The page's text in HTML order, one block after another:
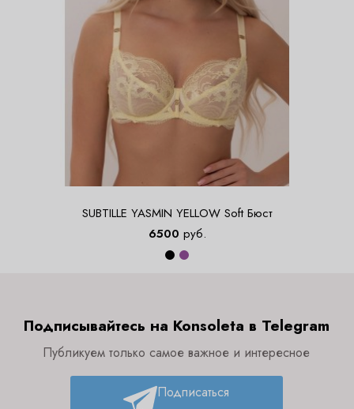
SUBTILLE YASMIN YELLOW Soft Бюст
6500 руб.
Подписывайтесь на Konsoleta в Telegram
Публикуем только самое важное и интересное
Подписаться